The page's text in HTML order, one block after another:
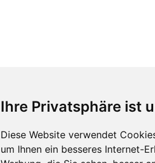
Ihre Privatsphäre ist
Diese Website verwendet
um Ihnen ein besseres Internet-